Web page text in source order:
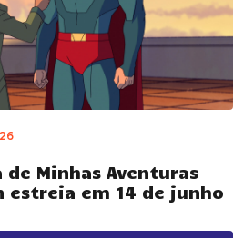
Minhas Aventuras
estreia em 14 de junho